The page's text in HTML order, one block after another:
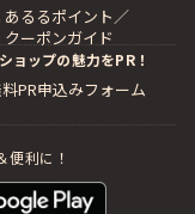
あるるポイント／
クーポンガイド
ョップの魅力をPR！
PR申込みフォーム
便利に！